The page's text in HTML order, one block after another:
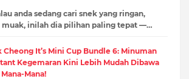
anda sedang cari snek yang ringan,
muak, inilah dia pilihan paling tepat —…
Cheong It’s Mini Cup Bundle 6: Minuman
Kegemaran Kini Lebih Mudah Dibawa
Mana-Mana!